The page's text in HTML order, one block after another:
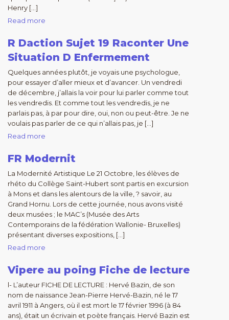
Henry […]
Read more
R Daction Sujet 19 Raconter Une
Situation D Enfermement
Quelques années plutôt, je voyais une psychologue,
pour essayer d’aller mieux et d’avancer. Un vendredi
de décembre, j’allais la voir pour lui parler comme tout
les vendredis. Et comme tout les vendredis, je ne
parlais pas, à par pour dire, oui, non ou peut-être. Je ne
voulais pas parler de ce qui n’allais pas, je […]
Read more
FR Modernit
La Modernité Artistique Le 21 Octobre, les élèves de
rhéto du Collège Saint-Hubert sont partis en excursion
à Mons et dans les alentours de la ville, ? savoir, au
Grand Hornu. Lors de cette journée, nous avons visité
deux musées ; le MAC’s (Musée des Arts
Contemporains de la fédération Wallonie- Bruxelles)
présentant diverses expositions, […]
Read more
Vipere au poing Fiche de lecture
l- L’auteur FICHE DE LECTURE : Hervé Bazin, de son
nom de naissance Jean-Pierre Hervé-Bazin, né le 17
avril 1911 à Angers, où il est mort le 17 février 1996 (à 84
ans), était un écrivain et poète français. Hervé Bazin est